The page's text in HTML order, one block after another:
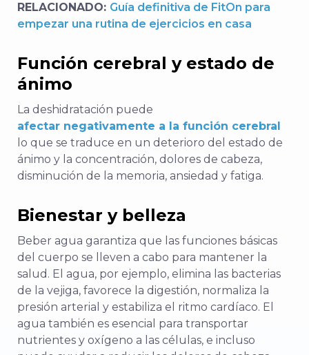
RELACIONADO: Guía definitiva de FitOn para
empezar una rutina de ejercicios en casa
Función cerebral y estado de
ánimo
La deshidratación puede
afectar negativamente a la función cerebral
lo que se traduce en un deterioro del estado de
ánimo y la concentración, dolores de cabeza,
disminución de la memoria, ansiedad y fatiga.
Bienestar y belleza
Beber agua garantiza que las funciones básicas
del cuerpo se lleven a cabo para mantener la
salud. El agua, por ejemplo, elimina las bacterias
de la vejiga, favorece la digestión, normaliza la
presión arterial y estabiliza el ritmo cardíaco. El
agua también es esencial para transportar
nutrientes y oxígeno a las células, e incluso